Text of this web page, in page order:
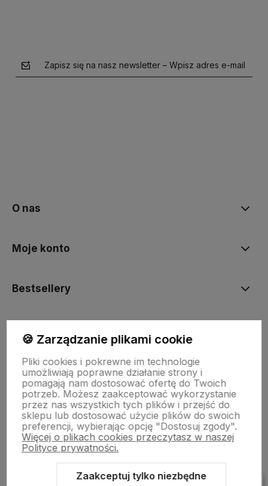
Zapisz się na nasz newsletter – Wpisz adres e-mail
O nas
Moje konto
Bestsellery
Informacje
Pomoc
🍪 Zarządzanie plikami cookie
Pliki cookies i pokrewne im technologie
umożliwiają poprawne działanie strony i
pomagają nam dostosować ofertę do Twoich
potrzeb. Możesz zaakceptować wykorzystanie
przez nas wszystkich tych plików i przejść do
sklepu lub dostosować użycie plików do swoich
preferencji, wybierając opcję "Dostosuj zgody".
Więcej o plikach cookies przeczytasz w naszej
Polityce prywatności.
Zaakceptuj tylko niezbędne